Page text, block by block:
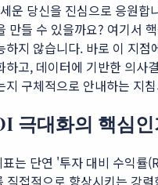
운 당신을 진심으로 응원합
만들 수 있을까요? 여기서
지 않습니다. 바로 이 지점
고, 데이터에 기반한 의사
구체적으로 안내하는 지
극대화의 핵심
는 단연 '투자 대비 수익
직접적으로 향상시키는 강